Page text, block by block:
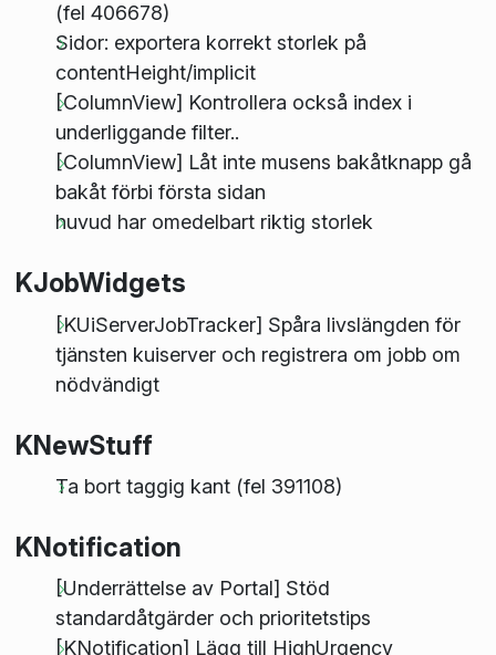
(fel 406678)
Sidor: exportera korrekt storlek på
contentHeight/implicit
[ColumnView] Kontrollera också index i
underliggande filter..
[ColumnView] Låt inte musens bakåtknapp gå
bakåt förbi första sidan
huvud har omedelbart riktig storlek
KJobWidgets
[KUiServerJobTracker] Spåra livslängden för
tjänsten kuiserver och registrera om jobb om
nödvändigt
KNewStuff
Ta bort taggig kant (fel 391108)
KNotification
[Underrättelse av Portal] Stöd
standardåtgärder och prioritetstips
[KNotification] Lägg till HighUrgency